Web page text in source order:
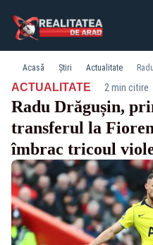
Acasă Știri Actualitate
ACTUALITATE· 2 min citire
Radu Drăgușin,
transferul la
îmbrac tricoul